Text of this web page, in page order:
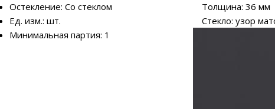
Остекление: Со стеклом
Ед. изм.: шт.
Минимальная партия: 1
Толщина: 36 мм
Стекло: узор